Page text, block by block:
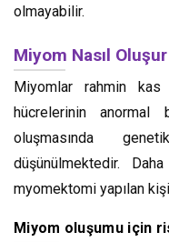
olmayabilir.
Miyom Nasıl Oluşur
Miyomlar rahmin kas
hücrelerinin anormal
oluşmasında
düşünülmektedir.
myomektomi yapılan
Miyom oluşumu için